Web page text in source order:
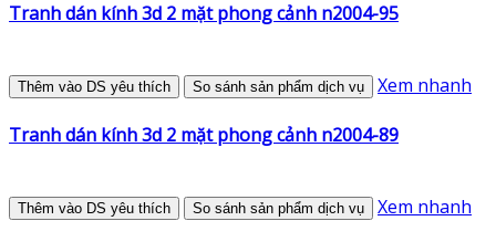
Tranh dán kính 3d 2 mặt phong cảnh n2004-95
Thêm vào DS yêu thích So sánh sản phẩm dịch vụ Xem nhanh
Tranh dán kính 3d 2 mặt phong cảnh n2004-89
Thêm vào DS yêu thích So sánh sản phẩm dịch vụ Xem nhanh